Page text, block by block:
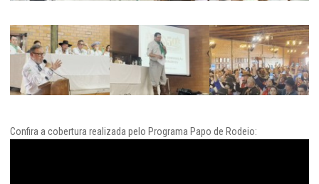
Confira a cobertura realizada pelo Programa Papo de Rodeio: